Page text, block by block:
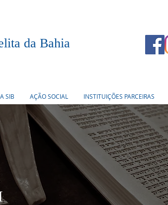
da Bahia
SIB AÇÃO SOCIAL INSTITUIÇÕES PARCEIRAS